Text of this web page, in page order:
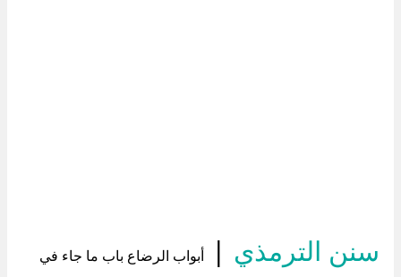
سنن الترمذي |
أبواب الرضاع باب ما جاء في